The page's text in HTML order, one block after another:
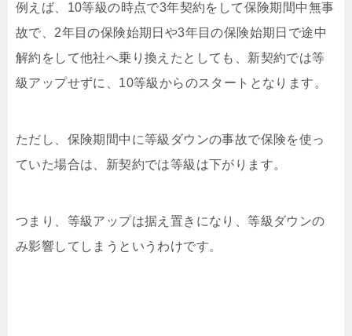
例えば、10等級の時点で3年契約をして保険期間中無事
故で、2年目の保険始期日や3年目の保険始期日で途中
解約をして他社へ乗り換えたとしても、新契約では等
級アップせずに、10等級からのスタートとなります。
ただし、保険期間中に等級ダウンの事故で保険を使っ
ていた場合は、新契約では等級は下がります。
つまり、等級アップは据え置きになり、等級ダウンの
み影響してしまうというわけです。